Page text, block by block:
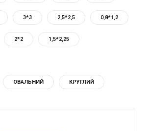
3*3 2,5*2,5 0,8*1,2
2*2 1,5*2,25
ОВАЛЬНИЙ КРУГЛИЙ